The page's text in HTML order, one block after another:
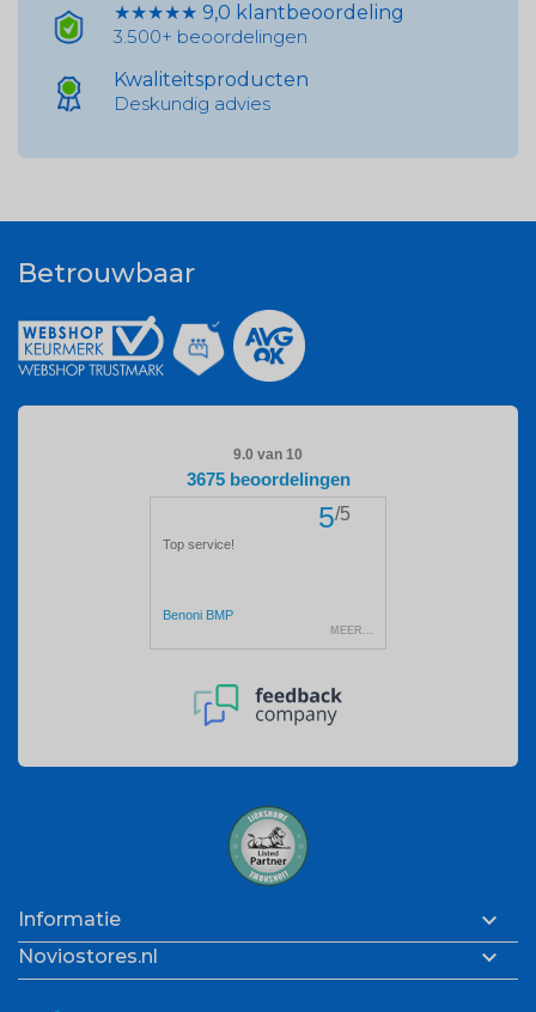
★★★★★ 9,0 klantbeoordeling
3.500+ beoordelingen
Kwaliteitsproducten
Deskundig advies
Betrouwbaar
Informatie 
Noviostores.nl 